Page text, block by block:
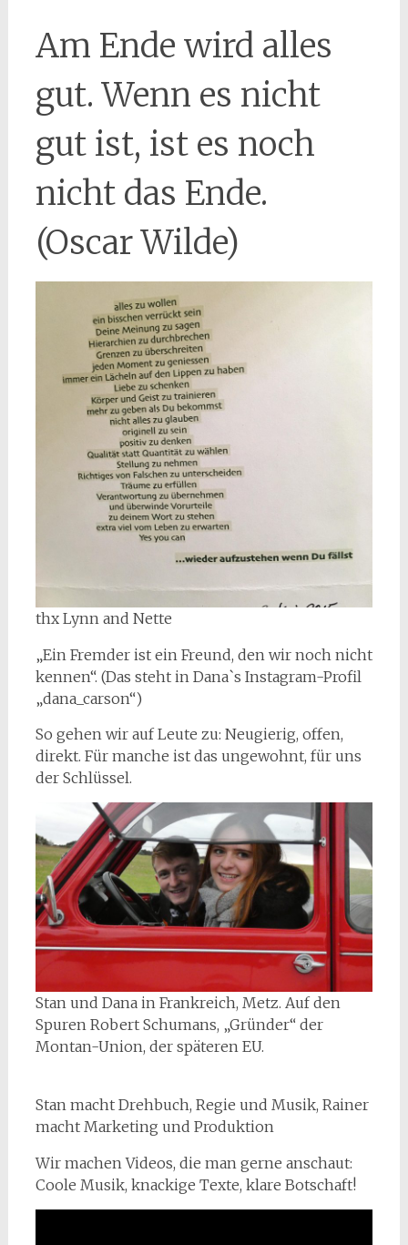
Am Ende wird alles
gut. Wenn es nicht
gut ist, ist es noch
nicht das Ende.
(Oscar Wilde)
thx Lynn and Nette
„Ein Fremder ist ein Freund, den wir noch nicht
kennen“. (Das steht in Dana`s Instagram-Profil
„dana_carson“)
So gehen wir auf Leute zu: Neugierig, offen,
direkt. Für manche ist das ungewohnt, für uns
der Schlüssel.
Stan und Dana in Frankreich, Metz. Auf den
Spuren Robert Schumans, „Gründer“ der
Montan-Union, der späteren EU.
Stan macht Drehbuch, Regie und Musik, Rainer
macht Marketing und Produktion
Wir machen Videos, die man gerne anschaut:
Coole Musik, knackige Texte, klare Botschaft!